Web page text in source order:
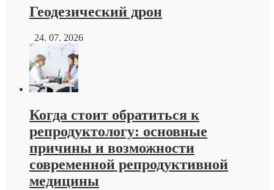
Геодезический дрон
24. 07. 2026
Когда стоит обратиться к
репродуктологу: основные
причины и возможности
современной репродуктивной
медицины